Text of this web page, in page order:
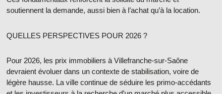
soutiennent la demande, aussi bien à l’achat qu’à la location.
QUELLES PERSPECTIVES POUR 2026 ?
Pour 2026, les prix immobiliers à Villefranche-sur-Saône
devraient évoluer dans un contexte de stabilisation, voire de
légère hausse. La ville continue de séduire les primo-accédants